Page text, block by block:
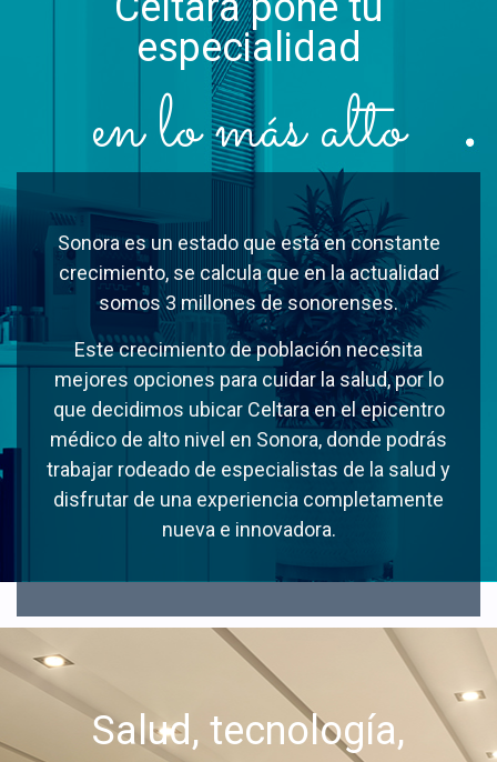
especialidad
en lo más alto
Sonora es un estado que está en constante
crecimiento, se calcula que en la actualidad
somos 3 millones de sonorenses.
Este crecimiento de población necesita
mejores opciones para cuidar la salud, por lo
que decidimos ubicar Celtara en el epicentro
médico de alto nivel en Sonora, donde podrás
trabajar rodeado de especialistas de la salud y
disfrutar de una experiencia completamente
nueva e innovadora.
Salud, tecnología,